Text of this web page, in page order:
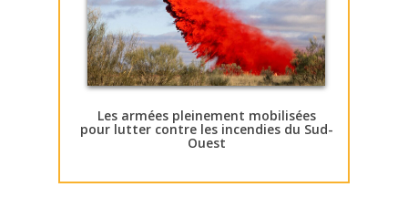
Les armées pleinement mobilisées
pour lutter contre les incendies du Sud-
Ouest